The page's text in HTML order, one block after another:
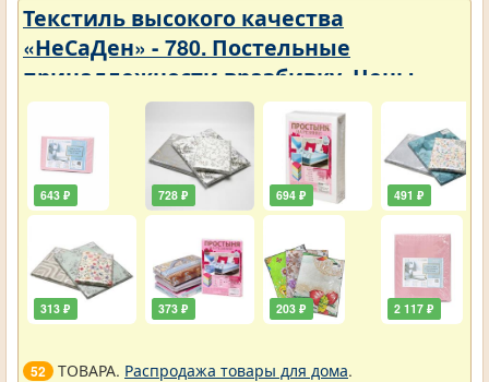
Текстиль высокого качества
«НеСаДен» - 780. Постельные
принадлежности вразбивку. Цены
упали
643 ₽
313 ₽
728 ₽
373 ₽
694 ₽
203 ₽
491 ₽
2 117 ₽
52 ТОВАРА. Распродажа товары для дома.